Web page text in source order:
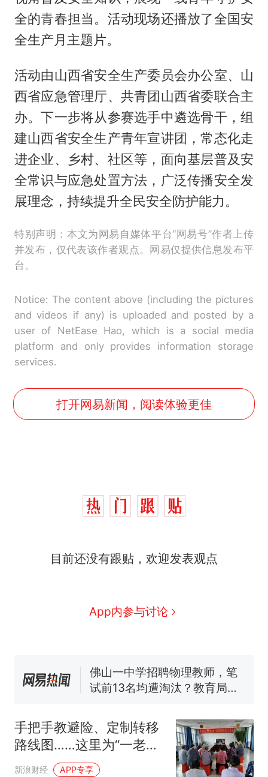
全的青春担当。活动现场还播放了全国安
全生产月主题片。
活动由山西省安全生产委员会办公室、山
西省应急管理厅、共青团山西省委联合主
办。下一步将从参赛选手中遴选骨干，组
建山西省安全生产青年宣讲团，常态化走
进企业、乡村、社区等，面向基层普及安
全常识与应急处置方法，广泛传播安全发
展理念，持续提升全民安全防护能力。
特别声明：本文为网易自媒体平台“网易号”作者上传
并发布，仅代表该作者观点。网易仅提供信息发布平
台。
Notice: The content above (including the pictures
and videos if any) is uploaded and posted by a
user of NetEase Hao, which is a social media
platform and only provides information storage
services.
打开网易新闻，阅读体验更佳
目前还没有跟贴，欢迎发表观点
App内参与讨论
人生
新 搬家报价570元，搬到楼下
佛山一中学招聘物理教师，笔
试前13名均遭淘汰？教育局：
核查
搜，网友：天塌了！
南航一航班疑向乘客发放西梅
汁，致多名乘客在飞行途中排
队上厕所！乘客：机上100多
热
那个在床头放菜刀的女孩，
手把手教避险、定制转移
路线图……这里为“一老一
小”筑牢防汛“生命线”
新浪财经 APP专享